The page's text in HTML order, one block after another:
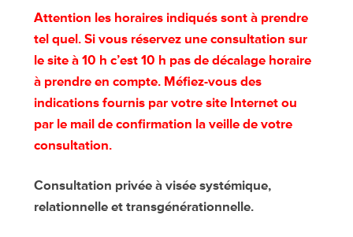
Attention les horaires indiqués sont à prendre
tel quel. Si vous réservez une consultation sur
le site à 10 h c’est 10 h pas de décalage horaire
à prendre en compte. Méfiez-vous des
indications fournis par votre site Internet ou
par le mail de confirmation la veille de votre
consultation.
Consultation privée à visée systémique,
relationnelle et transgénérationnelle.